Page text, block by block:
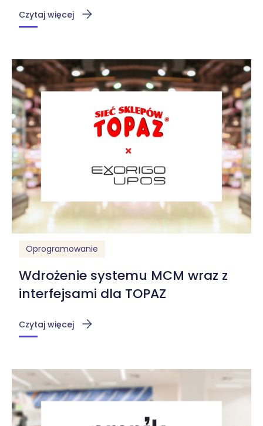
Czytaj więcej
Oprogramowanie
Wdrożenie systemu MCM wraz z
interfejsami dla TOPAZ
Czytaj więcej